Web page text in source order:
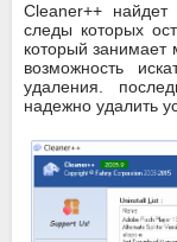
Cleaner++
следы которых
который занимает
возможность
удаления.
надежно удалить